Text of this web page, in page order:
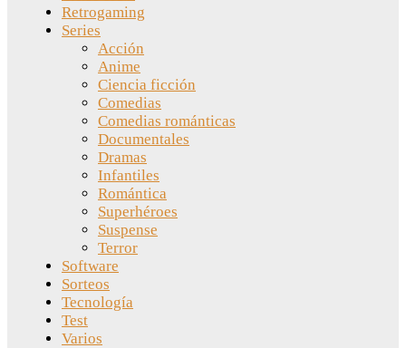
Retrogaming
Series
Acción
Anime
Ciencia ficción
Comedias
Comedias románticas
Documentales
Dramas
Infantiles
Romántica
Superhéroes
Suspense
Terror
Software
Sorteos
Tecnología
Test
Varios